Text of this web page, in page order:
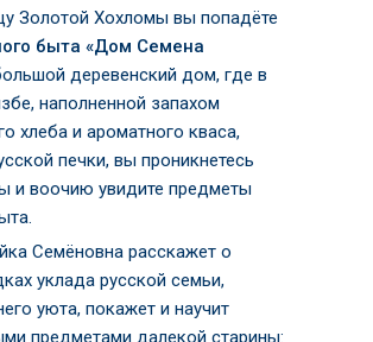
Золотой Хохломы вы попадёте
быта «Дом Семена
деревенский дом, где в
наполненной запахом
хлеба и ароматного кваса,
печки, вы проникнетесь
и воочию увидите предметы
Семёновна расскажет о
уклада русской семьи,
уюта, покажет и научит
предметами далекой старины: